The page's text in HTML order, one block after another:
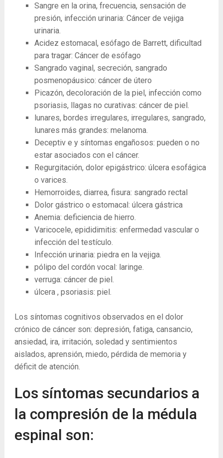
Sangre en la orina, frecuencia, sensación de
presión, infección urinaria: Cáncer de vejiga
urinaria.
Acidez estomacal, esófago de Barrett, dificultad
para tragar: Cáncer de esófago
Sangrado vaginal, secreción, sangrado
posmenopáusico: cáncer de útero
Picazón, decoloración de la piel, infección como
psoriasis, llagas no curativas: cáncer de piel.
lunares, bordes irregulares, irregulares, sangrado,
lunares más grandes: melanoma.
Deceptiv e y síntomas engañosos: pueden o no
estar asociados con el cáncer.
Regurgitación, dolor epigástrico: úlcera esofágica
o varices.
Hemorroides, diarrea, fisura: sangrado rectal
Dolor gástrico o estomacal: úlcera gástrica
Anemia: deficiencia de hierro.
Varicocele, epididimitis: enfermedad vascular o
infección del testículo.
Infección urinaria: piedra en la vejiga.
pólipo del cordón vocal: laringe.
verruga: cáncer de piel.
úlcera , psoriasis: piel.
Los síntomas cognitivos observados en el dolor
crónico de cáncer son: depresión, fatiga, cansancio,
ansiedad, ira, irritación, soledad y sentimientos
aislados, aprensión, miedo, pérdida de memoria y
déficit de atención.
Los síntomas secundarios a
la compresión de la médula
espinal son: